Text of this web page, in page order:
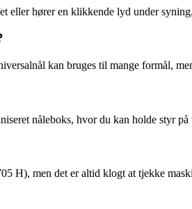
eller hører en klikkende lyd under
kan bruges til mange formål,
nåleboks, hvor du kan holde styr
H), men det er altid klogt at tjekke